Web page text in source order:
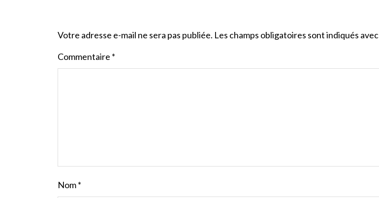
Votre adresse e-mail ne sera pas publiée. Les champs obligatoires sont indiqués avec
Commentaire *
Nom*